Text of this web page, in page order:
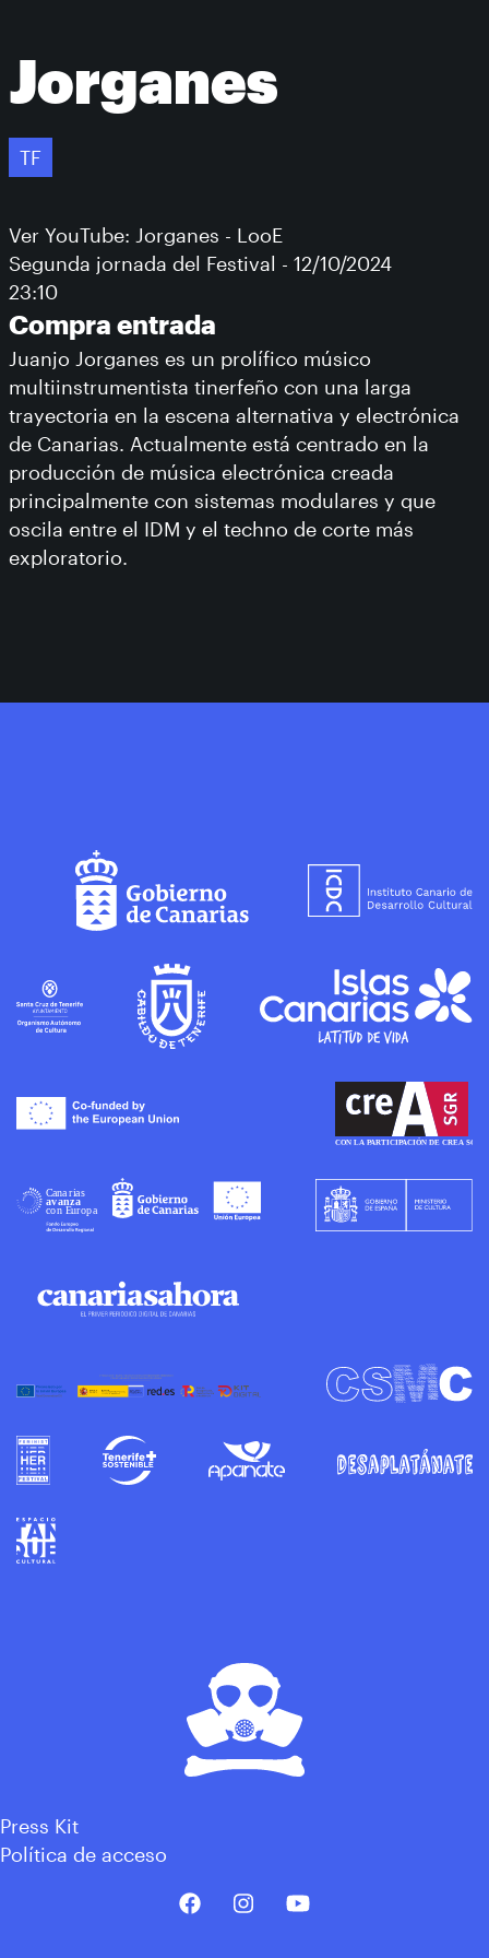
Jorganes
TF
Ver YouTube: Jorganes - LooE
Segunda jornada del Festival - 12/10/2024
23:10
Compra entrada
Juanjo Jorganes es un prolífico músico
multiinstrumentista tinerfeño con una larga
trayectoria en la escena alternativa y electrónica
de Canarias. Actualmente está centrado en la
producción de música electrónica creada
principalmente con sistemas modulares y que
oscila entre el IDM y el techno de corte más
exploratorio.
Press Kit
Política de acceso